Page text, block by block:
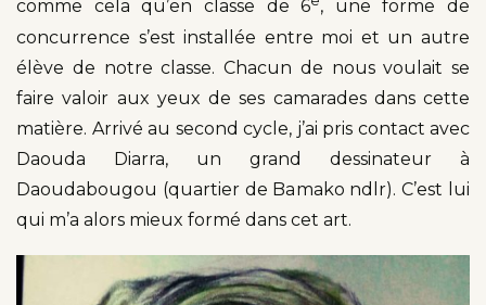
comme cela qu’en classe de 6 , une forme de
concurrence s’est installée entre moi et un autre
élève de notre classe. Chacun de nous voulait se
faire valoir aux yeux de ses camarades dans cette
matière. Arrivé au second cycle, j’ai pris contact avec
Daouda Diarra, un grand dessinateur à
Daoudabougou (quartier de Bamako ndlr). C’est lui
qui m’a alors mieux formé dans cet art.